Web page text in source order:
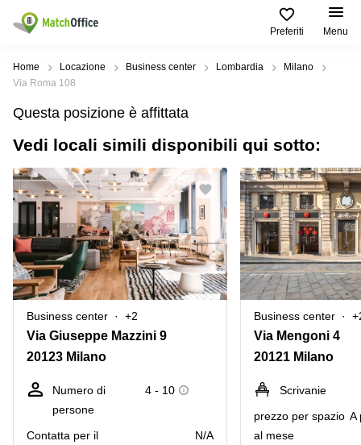
Preferiti Menu
Dare in locazione e affittare
Tipologie di
locali
Ufficio
Business
Center
Coworking
Sala
Riunioni
Virtuale
Zone
Popolari
Genova
Milano
Treviso
Palermo
Bari
Torino
Firenze
Pescara
Verona
Ricerche
popolari
Coworking
Lazio
Coworking
Bologna
Uffici
in
affitto a
Vicenza
Coworking
Palermo
Uffici
in
affitto a
Pescara
Lombardy
Aiuto
Chi Siamo
Metti in elenco il tuo ufficio
Prezzo
Accesso
Home Locazione Business center Lombardia
Milano
Via Roma 108
Questa posizione è affittata
Vedi locali simili disponibili qui sotto:
Business center +2
Via Giuseppe Mazzini 9
20123 Milano
Numero di
persone
4 - 10
Сontatta per il
N/A
Business center
Via Mengoni 4
20121 Milano
Scrivanie
prezzo per spazio
al mese
A